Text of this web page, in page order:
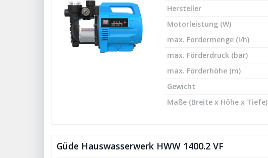
Hersteller
Motorleistung (W)
max. Fördermenge (l/h)
max. Förderdruck (bar)
max. Förderhöhe (m)
Gewicht
Maße (Breite x Höhe x Tiefe)
Güde Hauswasserwerk HWW 1400.2 VF